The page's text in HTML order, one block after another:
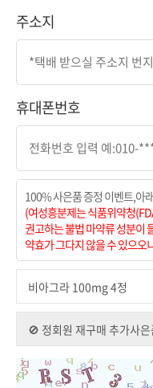
주소지
휴대폰번호
100% 사은품 증정 이벤트,아
(여성흥분제는 식품위약청
권고하는 불법 마약류 성분이
약효가 그다지 않을 수 있으오